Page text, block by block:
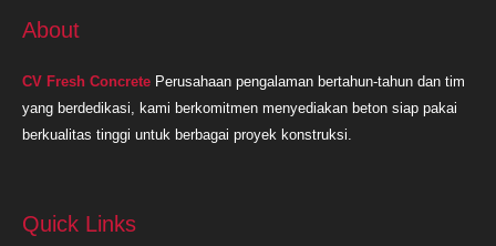
About
CV Fresh Concrete Perusahaan pengalaman bertahun-tahun dan tim
yang berdedikasi, kami berkomitmen menyediakan beton siap pakai
berkualitas tinggi untuk berbagai proyek konstruksi.
Quick Links